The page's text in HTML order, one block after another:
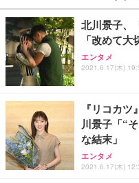
￥27,999
Sezlife オフ
ワーク チェア
能 人間工学
ョン PCチェ
務用 おしゃ
Sezlife オフ
ワーク チェア
能 人間工学
レスト 3Dヘ
￥109,572
【純正品】
フック付き（
【整備済み品
ー フルHD（
ort/VGA スピ
応
￥15,800
￥3,234
ネオ・ルーラ
り 単品
Smart Basic(
限定】 Smart
超厚型 お徳用
北川景子、
「改めて大
エンタメ
2021.6.17(木)
『リコカ
川景子「“
な結末」
エンタメ
2021.6.17(木)